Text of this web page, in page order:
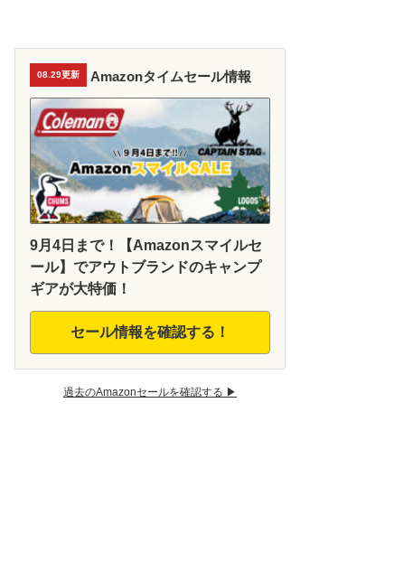
08.29更新 Amazonタイムセール情報
9月4日まで！【Amazonスマイルセ
ール】でアウトブランドのキャンプ
ギアが大特価！
セール情報を確認する！
過去のAmazonセールを確認する ▶︎